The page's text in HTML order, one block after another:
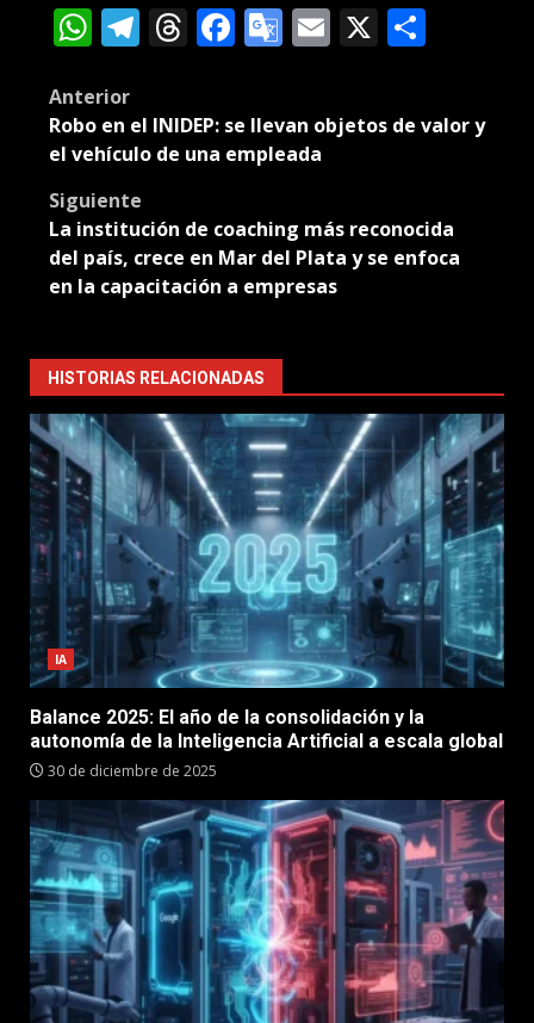
WhatsApp
Telegram
Threads
Facebook
Google
Email
X
Post
navigation
Anterior
Robo en el INIDEP: se llevan objetos de valor y
el vehículo de una empleada
Siguiente
La institución de coaching más reconocida
del país, crece en Mar del Plata y se enfoca
en la capacitación a empresas
HISTORIAS RELACIONADAS
IA
Balance 2025: El año de la consolidación y la
autonomía de la Inteligencia Artificial a escala global
30 de diciembre de 2025